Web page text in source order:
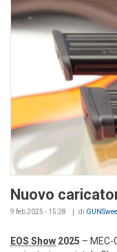
Nuovo
9 feb 2025 - 15:28 di
EOS Show 2025 –